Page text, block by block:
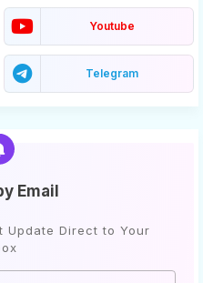
Youtube
Telegram
Email
Update Direct to Your